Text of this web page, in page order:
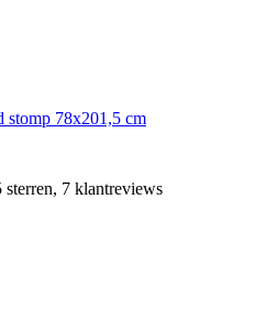
stomp 78x201,5 cm
sterren, 7 klantreviews